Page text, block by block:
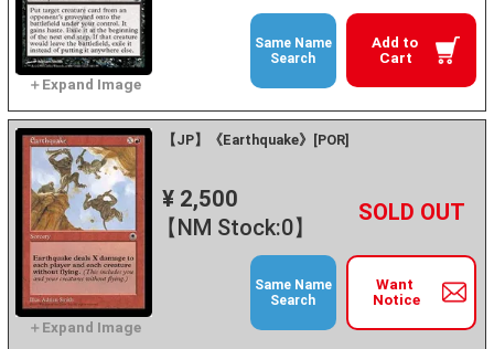
Add to
Cart
Same Name
Search
【JP】《Earthquake》[POR]
¥ 2,500
【NM Stock:0】
－ +
Want
Notice
Same Name
Search